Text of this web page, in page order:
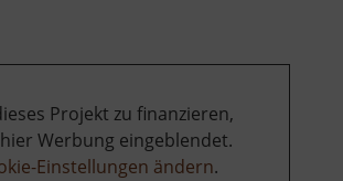
Projekt zu finanzieren,
Werbung eingeblendet.
Einstellungen ändern.